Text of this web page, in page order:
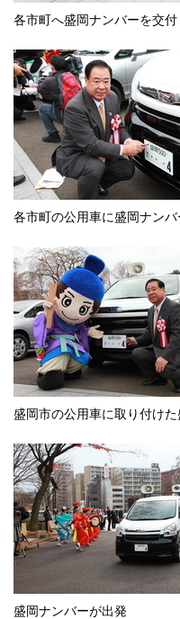
各市町へ盛岡ナンバーを交付
各市町の公用車に盛岡ナン
盛岡市の公用車に取り付け
盛岡ナンバーが出発